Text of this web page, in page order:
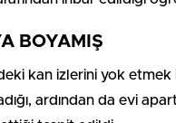
BOYAMIŞ
kan izlerini yok
ardından da evi